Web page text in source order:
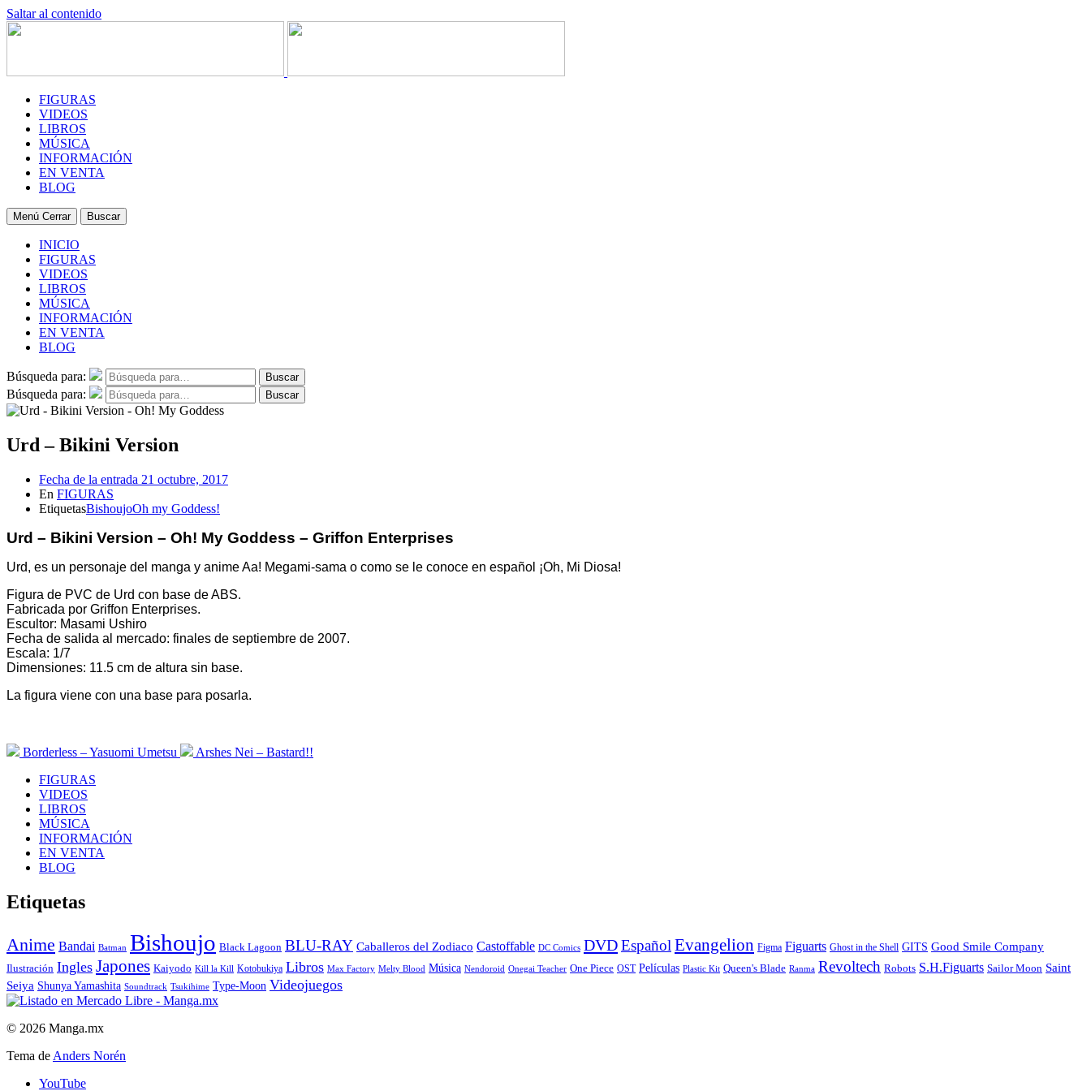
Saltar al contenido
FIGURAS
VIDEOS
LIBROS
MÚSICA
INFORMACIÓN
EN VENTA
BLOG
Menú Cerrar Buscar
INICIO
FIGURAS
VIDEOS
LIBROS
MÚSICA
INFORMACIÓN
EN VENTA
BLOG
Búsqueda para: Buscar
Búsqueda para: Buscar
Urd – Bikini Version
Fecha de la entrada 21 octubre, 2017
En FIGURAS
EtiquetasBishoujoOh my Goddess!
Urd – Bikini Version – Oh! My Goddess – Griffon Enterprises
Urd, es un personaje del manga y anime Aa! Megami-sama o como se le conoce en español ¡Oh, Mi Diosa!
Figura de PVC de Urd con base de ABS.
Fabricada por Griffon Enterprises.
Escultor: Masami Ushiro
Fecha de salida al mercado: finales de septiembre de 2007.
Escala: 1/7
Dimensiones: 11.5 cm de altura sin base.
La figura viene con una base para posarla.
Borderless – Yasuomi Umetsu
Arshes Nei – Bastard!!
FIGURAS
VIDEOS
LIBROS
MÚSICA
INFORMACIÓN
EN VENTA
BLOG
Etiquetas
Anime Bandai Batman Bishoujo Black Lagoon BLU-RAY Caballeros del Zodiaco Castoffable DC Comics DVDEspañol Evangelion Figma Figuarts Ghost in the Shell GITS Good Smile Company
Ilustración Ingles Japones Kaiyodo Kill la Kill Kotobukiya Libros Max Factory Melty Blood Música Nendoroid Onegai Teacher One Piece OST Películas Plastic Kit Queen's Blade Ranma Revoltech Robots S.H.Figuarts Sailor Moon Saint
Seiya Shunya Yamashita Soundtrack Tsukihime Type-Moon Videojuegos
© 2026 Manga.mx
Tema de Anders Norén
YouTube